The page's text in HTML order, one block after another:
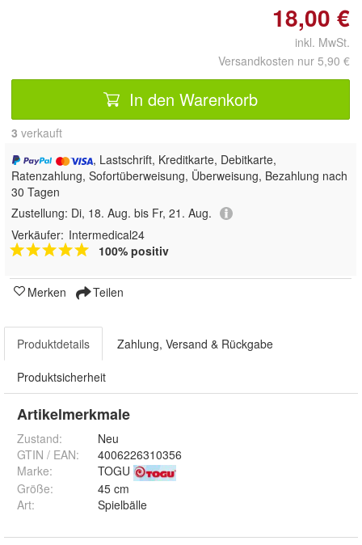
18,00 €
inkl. MwSt.
Versandkosten nur 5,90 €
In den Warenkorb
3 verkauft
, Lastschrift, Kreditkarte, Debitkarte,
Ratenzahlung, Sofortüberweisung, Überweisung, Bezahlung nach
30 Tagen
Zustellung: Di, 18. Aug. bis Fr, 21. Aug.
Verkäufer: Intermedical24
100% positiv
Merken Teilen
Produktdetails Zahlung, Versand & Rückgabe
Produktsicherheit
Artikelmerkmale
Zustand:
Neu
GTIN / EAN:
4006226310356
Marke:
TOGU
Größe:
45 cm
Art: Spielbälle